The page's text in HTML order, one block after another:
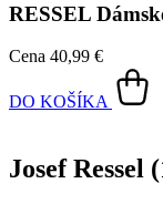
RESSEL
Cena 40,99 €
DO KOŠÍKA
Josef Ressel